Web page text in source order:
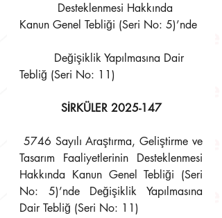
Kanun Genel Tebliği (Seri No: 5)’nde
Tebliğ (Seri No: 11)
SİRKÜLER 2025-147
5746 Sayılı Araştırma, Geliştirme ve
Tasarım Faaliyetlerinin Desteklenmesi
Hakkında Kanun Genel Tebliği (Seri
No: 5)’nde Değişiklik Yapılmasına
Dair Tebliğ (Seri No: 11)